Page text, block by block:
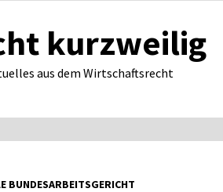
kurzweilig
aus dem Wirtschaftsrecht
BUNDESARBEITSGERICHT